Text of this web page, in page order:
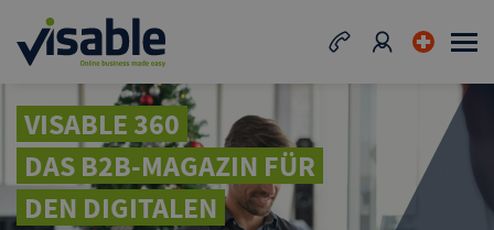
VISABLE 360
DAS B2B-MAGAZIN FÜR
DEN DIGITALEN